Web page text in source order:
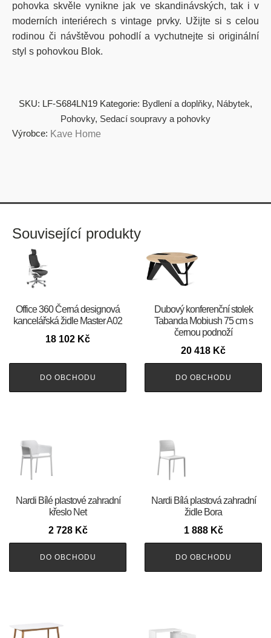
pohovka skvěle vynikne jak ve skandinávských, tak i v
moderních interiérech s vintage prvky. Užijte si s celou
rodinou či návštěvou pohodlí a vychutnejte si originální
styl s pohovkou Blok.
SKU: LF-S684LN19 Kategorie: Bydlení a doplňky, Nábytek,
Pohovky, Sedací soupravy a pohovky
Výrobce: Kave Home
Související produkty
Office 360 Černá designová
kancelářská židle Master A02
18 102 Kč
DO OBCHODU
Dubový konferenční stolek
Tabanda Mobiush 75 cm s
černou podnoží
20 418 Kč
DO OBCHODU
Nardi Bílé plastové zahradní
křeslo Net
2 728 Kč
DO OBCHODU
Nardi Bílá plastová zahradní
židle Bora
1 888 Kč
DO OBCHODU